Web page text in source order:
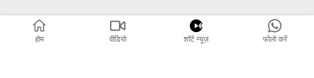
होम वीडियो शाॅर्ट न्यूज़ फोलो करें